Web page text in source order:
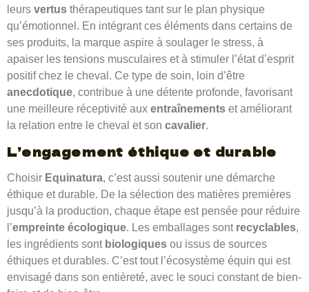
leurs vertus thérapeutiques tant sur le plan physique
qu’émotionnel. En intégrant ces éléments dans certains de
ses produits, la marque aspire à soulager le stress, à
apaiser les tensions musculaires et à stimuler l’état d’esprit
positif chez le cheval. Ce type de soin, loin d’être
anecdotique, contribue à une détente profonde, favorisant
une meilleure réceptivité aux entraînements et améliorant
la relation entre le cheval et son cavalier.
L’engagement éthique et durable
Choisir Equinatura, c’est aussi soutenir une démarche
éthique et durable. De la sélection des matières premières
jusqu’à la production, chaque étape est pensée pour réduire
l’empreinte écologique. Les emballages sont recyclables,
les ingrédients sont biologiques ou issus de sources
éthiques et durables. C’est tout l’écosystème équin qui est
envisagé dans son entièreté, avec le souci constant de bien-